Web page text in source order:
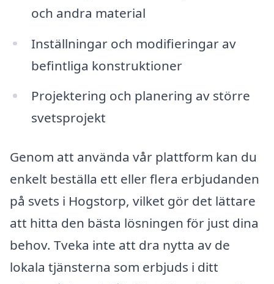
och andra material
Inställningar och modifieringar av
befintliga konstruktioner
Projektering och planering av större
svetsprojekt
Genom att använda vår plattform kan du
enkelt beställa ett eller flera erbjudanden
på svets i Hogstorp, vilket gör det lättare
att hitta den bästa lösningen för just dina
behov. Tveka inte att dra nytta av de
lokala tjänsterna som erbjuds i ditt